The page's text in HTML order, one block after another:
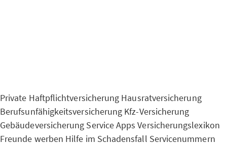
Private Haftpflichtversicherung Hausratversicherung
Berufsunfähigkeitsversicherung Kfz-Versicherung
Gebäudeversicherung Service Apps Versicherungslexikon
Freunde werben Hilfe im Schadensfall Servicenummern